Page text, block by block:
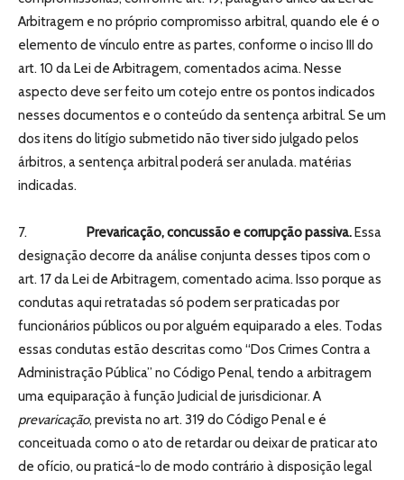
Arbitragem e no próprio compromisso arbitral, quando ele é o
elemento de vínculo entre as partes, conforme o inciso III do
art. 10 da Lei de Arbitragem, comentados acima. Nesse
aspecto deve ser feito um cotejo entre os pontos indicados
nesses documentos e o conteúdo da sentença arbitral. Se um
dos itens do litígio submetido não tiver sido julgado pelos
árbitros, a sentença arbitral poderá ser anulada. matérias
indicadas.
7. Prevaricação, concussão e corrupção passiva.Essa
designação decorre da análise conjunta desses tipos com o
art. 17 da Lei de Arbitragem, comentado acima. Isso porque as
condutas aqui retratadas só podem ser praticadas por
funcionários públicos ou por alguém equiparado a eles. Todas
essas condutas estão descritas como “Dos Crimes Contra a
Administração Pública” no Código Penal, tendo a arbitragem
uma equiparação à função Judicial de jurisdicionar. A
prevaricação, prevista no art. 319 do Código Penal e é
conceituada como o ato de retardar ou deixar de praticar ato
de ofício, ou praticá-lo de modo contrário à disposição legal